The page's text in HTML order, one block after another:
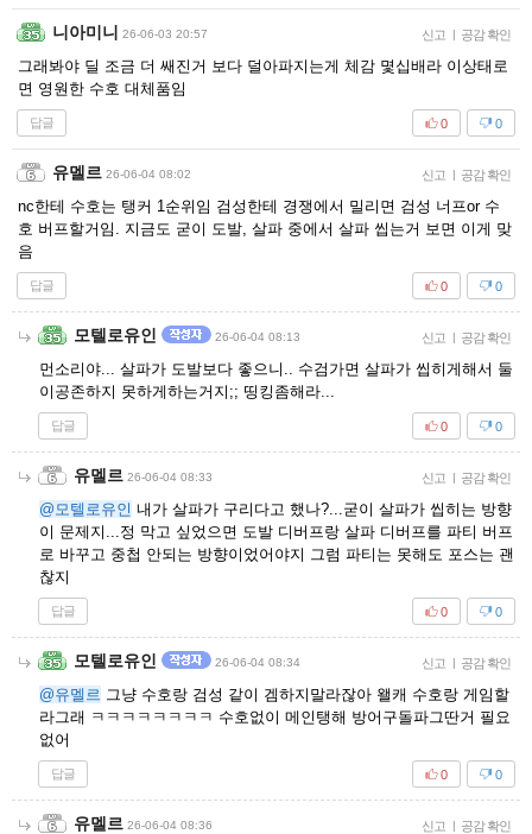
니아미니 26-06-03 20:57 신고 | 공감 확인
그래봐야 딜 조금 더 쌔진거 보다 덜아파지는게 체감 몇십배라 이상태로
면 영원한 수호 대체품임
답글 0
0
유멜르 26-06-04 08:02 신고 | 공감 확인
nc한테 수호는 탱커 1순위임 검성한테 경쟁에서 밀리면 검성 너프or 수
호 버프할거임. 지금도 굳이 도발, 살파 중에서 살파 씹는거 보면 이게 맞
음
답글 0
0
모텔로유인 26-06-04 08:13 신고 | 공감 확인
먼소리야... 살파가 도발보다 좋으니.. 수검가면 살파가 씹히게해서 둘
이공존하지 못하게하는거지;; 띵킹좀해라...
답글 0
0
유멜르 26-06-04 08:33 신고 | 공감 확인
@모텔로유인 내가 살파가 구리다고 했나?...굳이 살파가 씹히는 방향
이 문제지...정 막고 싶었으면 도발 디버프랑 살파 디버프를 파티 버프
로 바꾸고 중첩 안되는 방향이었어야지 그럼 파티는 못해도 포스는 괜
찮지
답글 0
0
모텔로유인 26-06-04 08:34 신고 | 공감 확인
@유멜르 그냥 수호랑 검성 같이 겜하지말라잖아 왤캐 수호랑 게임할
라그래 ㅋㅋㅋㅋㅋㅋㅋㅋ 수호없이 메인탱해 방어구돌파그딴거 필요
없어
답글 0
0
유멜르 26-06-04 08:36 신고 | 공감 확인